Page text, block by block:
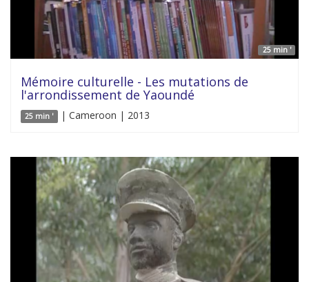
25 min '
Mémoire culturelle - Les mutations de
l'arrondissement de Yaoundé
25 min ' | Cameroon | 2013